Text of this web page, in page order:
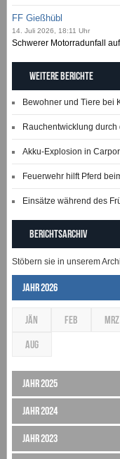
FF Gießhübl
14. Juli 2026, 18:11 Uhr
Schwerer Motorradunfall
Weitere Berichte
Bewohner und Tiere bei
Rauchentwicklung
Akku-Explosion in
Feuerwehr hilft Pferd
Einsätze während des
Berichtsarchiv
Stöbern sie in unserem
Jahr 2026
JÄN FEB MRZ
AUG
Jahr 2025
Jahr 2024
Jahr 2023